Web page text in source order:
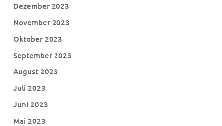
Dezember 2023
November 2023
Oktober 2023
September 2023
August 2023
Juli 2023
Juni 2023
Mai 2023